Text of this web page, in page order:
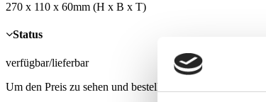
270 x 110 x 60mm (H x B x T)
Status
verfügbar/lieferbar
Um den Preis zu sehen und bestellen zu können, müssen